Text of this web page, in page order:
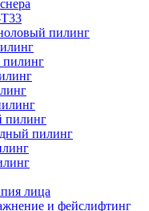
пилинг
пилинг
пилинг
пилинг
лица
и фейслифтинг